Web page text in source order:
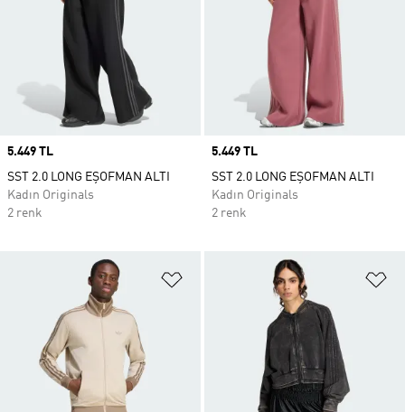
Price
5.449 TL
SST 2.0 LONG EŞOFMAN ALTI
Kadın Originals
2 renk
Price
5.449 TL
SST 2.0 LONG EŞOFMAN ALTI
Kadın Originals
2 renk
Favori Listesine Ekle